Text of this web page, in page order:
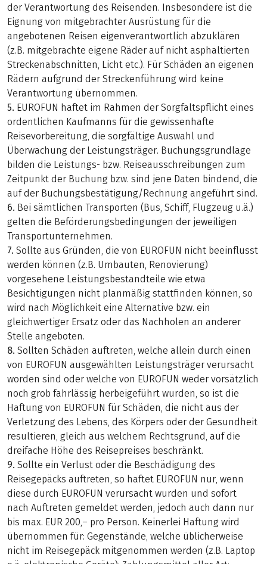
der Verantwortung des Reisenden. Insbesondere ist die
Eignung von mitgebrachter Ausrüstung für die
angebotenen Reisen eigenverantwortlich abzuklären
(z.B. mitgebrachte eigene Räder auf nicht asphaltierten
Streckenabschnitten, Licht etc.). Für Schäden an eigenen
Rädern aufgrund der Streckenführung wird keine
Verantwortung übernommen.
5. EUROFUN haftet im Rahmen der Sorgfaltspflicht eines
ordentlichen Kaufmanns für die gewissenhafte
Reisevorbereitung, die sorgfältige Auswahl und
Überwachung der Leistungsträger. Buchungsgrundlage
bilden die Leistungs- bzw. Reiseausschreibungen zum
Zeitpunkt der Buchung bzw. sind jene Daten bindend, die
auf der Buchungsbestätigung/Rechnung angeführt sind.
6. Bei sämtlichen Transporten (Bus, Schiff, Flugzeug u.ä.)
gelten die Beförderungsbedingungen der jeweiligen
Transportunternehmen.
7. Sollte aus Gründen, die von EUROFUN nicht beeinflusst
werden können (z.B. Umbauten, Renovierung)
vorgesehene Leistungsbestandteile wie etwa
Besichtigungen nicht planmäßig stattfinden können, so
wird nach Möglichkeit eine Alternative bzw. ein
gleichwertiger Ersatz oder das Nachholen an anderer
Stelle angeboten.
8. Sollten Schäden auftreten, welche allein durch einen
von EUROFUN ausgewählten Leistungsträger verursacht
worden sind oder welche von EUROFUN weder vorsätzlich
noch grob fahrlässig herbeigeführt wurden, so ist die
Haftung von EUROFUN für Schäden, die nicht aus der
Verletzung des Lebens, des Körpers oder der Gesundheit
resultieren, gleich aus welchem Rechtsgrund, auf die
dreifache Höhe des Reisepreises beschränkt.
9. Sollte ein Verlust oder die Beschädigung des
Reisegepäcks auftreten, so haftet EUROFUN nur, wenn
diese durch EUROFUN verursacht wurden und sofort
nach Auftreten gemeldet werden, jedoch auch dann nur
bis max. EUR 200,– pro Person. Keinerlei Haftung wird
übernommen für: Gegenstände, welche üblicherweise
nicht im Reisegepäck mitgenommen werden (z.B. Laptop